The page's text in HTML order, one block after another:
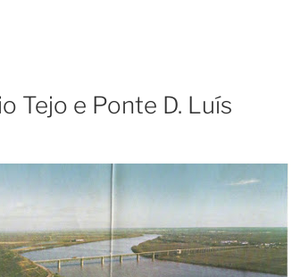
Tejo e Ponte D. Luís